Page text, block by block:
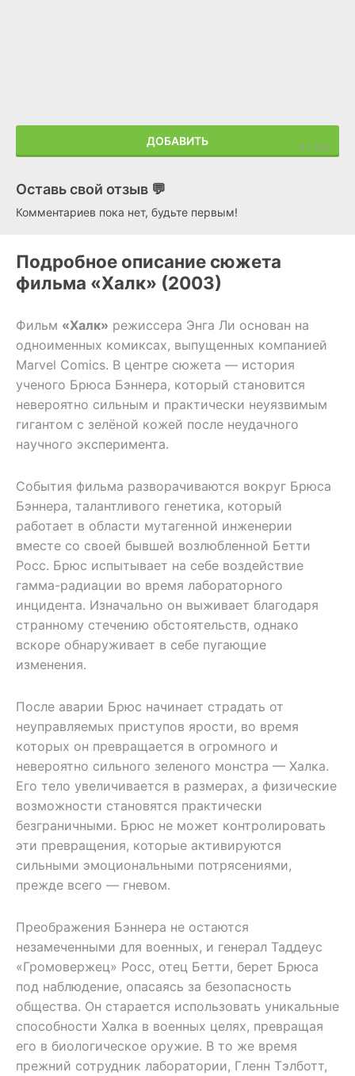
ДОБАВИТЬ
Оставь свой отзыв 💬
Комментариев пока нет, будьте первым!
Подробное описание сюжета
фильма «Халк» (2003)
Фильм «Халк» режиссера Энга Ли основан на
одноименных комиксах, выпущенных компанией
Marvel Comics. В центре сюжета — история
ученого Брюса Бэннера, который становится
невероятно сильным и практически неуязвимым
гигантом с зелёной кожей после неудачного
научного эксперимента.
События фильма разворачиваются вокруг Брюса
Бэннера, талантливого генетика, который
работает в области мутагенной инженерии
вместе со своей бывшей возлюбленной Бетти
Росс. Брюс испытывает на себе воздействие
гамма-радиации во время лабораторного
инцидента. Изначально он выживает благодаря
странному стечению обстоятельств, однако
вскоре обнаруживает в себе пугающие
изменения.
После аварии Брюс начинает страдать от
неуправляемых приступов ярости, во время
которых он превращается в огромного и
невероятно сильного зеленого монстра — Халка.
Его тело увеличивается в размерах, а физические
возможности становятся практически
безграничными. Брюс не может контролировать
эти превращения, которые активируются
сильными эмоциональными потрясениями,
прежде всего — гневом.
Преображения Бэннера не остаются
незамеченными для военных, и генерал Таддеус
«Громовержец» Росс, отец Бетти, берет Брюса
под наблюдение, опасаясь за безопасность
общества. Он старается использовать уникальные
способности Халка в военных целях, превращая
его в биологическое оружие. В то же время
прежний сотрудник лаборатории, Гленн Тэлботт,